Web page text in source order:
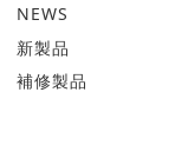
NEWS
新製品
補修製品